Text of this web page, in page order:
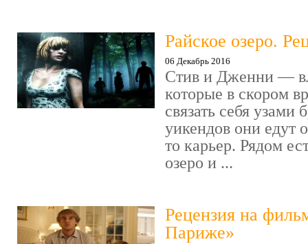
Райское озеро.
06 Декабрь 2016
Стив и Дженни —
которые в скором
связать себя узами
уикендов они едут
то карьер. Рядом
озеро и ...
Рецензия на
Париже»